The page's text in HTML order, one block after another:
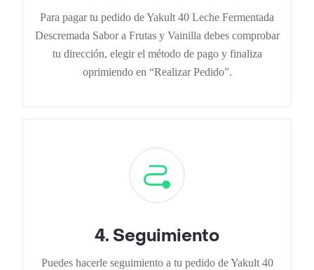
Para pagar tu pedido de Yakult 40 Leche Fermentada
Descremada Sabor a Frutas y Vainilla debes comprobar
tu dirección, elegir el método de pago y finaliza
oprimiendo en “Realizar Pedido”.
4. Seguimiento
Puedes hacerle seguimiento a tu pedido de Yakult 40